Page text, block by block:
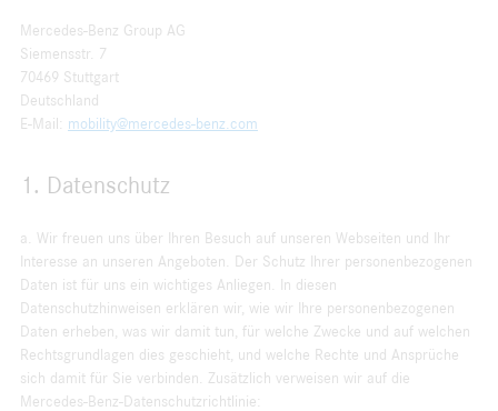
Mercedes-Benz Group AG
Siemensstr. 7
70469 Stuttgart
Deutschland
E-Mail: mobility@mercedes-benz.com
1. Datenschutz
a. Wir freuen uns über Ihren Besuch auf unseren Webseiten und Ihr
Interesse an unseren Angeboten. Der Schutz Ihrer personenbezogenen
Daten ist für uns ein wichtiges Anliegen. In diesen
Datenschutzhinweisen erklären wir, wie wir Ihre personenbezogenen
Daten erheben, was wir damit tun, für welche Zwecke und auf welchen
Rechtsgrundlagen dies geschieht, und welche Rechte und Ansprüche
sich damit für Sie verbinden. Zusätzlich verweisen wir auf die
Mercedes-Benz-Datenschutzrichtlinie: